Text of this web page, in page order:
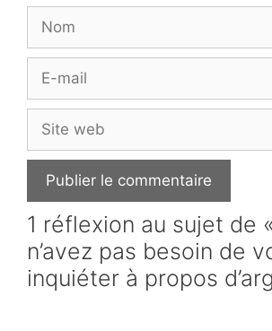
mail
web
1 réflexion au sujet de
n’avez pas besoin de
inquiéter à propos